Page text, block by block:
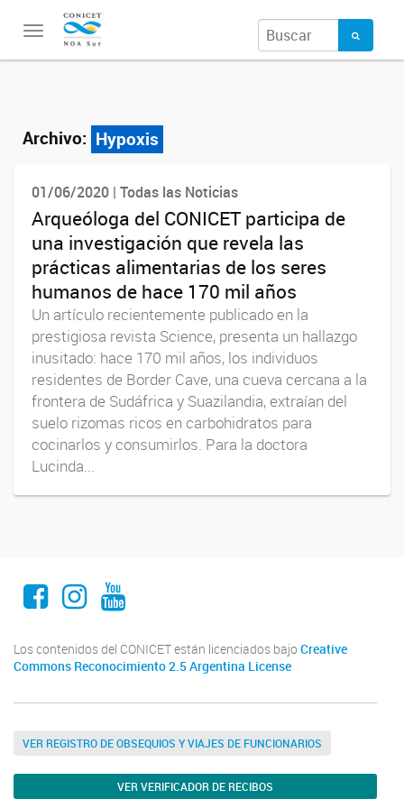
Toggle
navigation
Archivo: Hypoxis
01/06/2020 | Todas las Noticias
Arqueóloga del CONICET participa de
una investigación que revela las
prácticas alimentarias de los seres
humanos de hace 170 mil años
Un artículo recientemente publicado en la
prestigiosa revista Science, presenta un hallazgo
inusitado: hace 170 mil años, los individuos
residentes de Border Cave, una cueva cercana a la
frontera de Sudáfrica y Suazilandia, extraían del
suelo rizomas ricos en carbohidratos para
cocinarlos y consumirlos. Para la doctora
Lucinda...
Facebook
Instagram
Youtube
Los contenidos del CONICET están licenciados bajo Creative
Commons Reconocimiento 2.5 Argentina License
VER REGISTRO DE OBSEQUIOS Y VIAJES DE FUNCIONARIOS
VER VERIFICADOR DE RECIBOS